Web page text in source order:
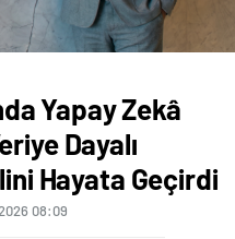
Yapay Zekâ
Dayalı
Hayata Geçirdi
08:09